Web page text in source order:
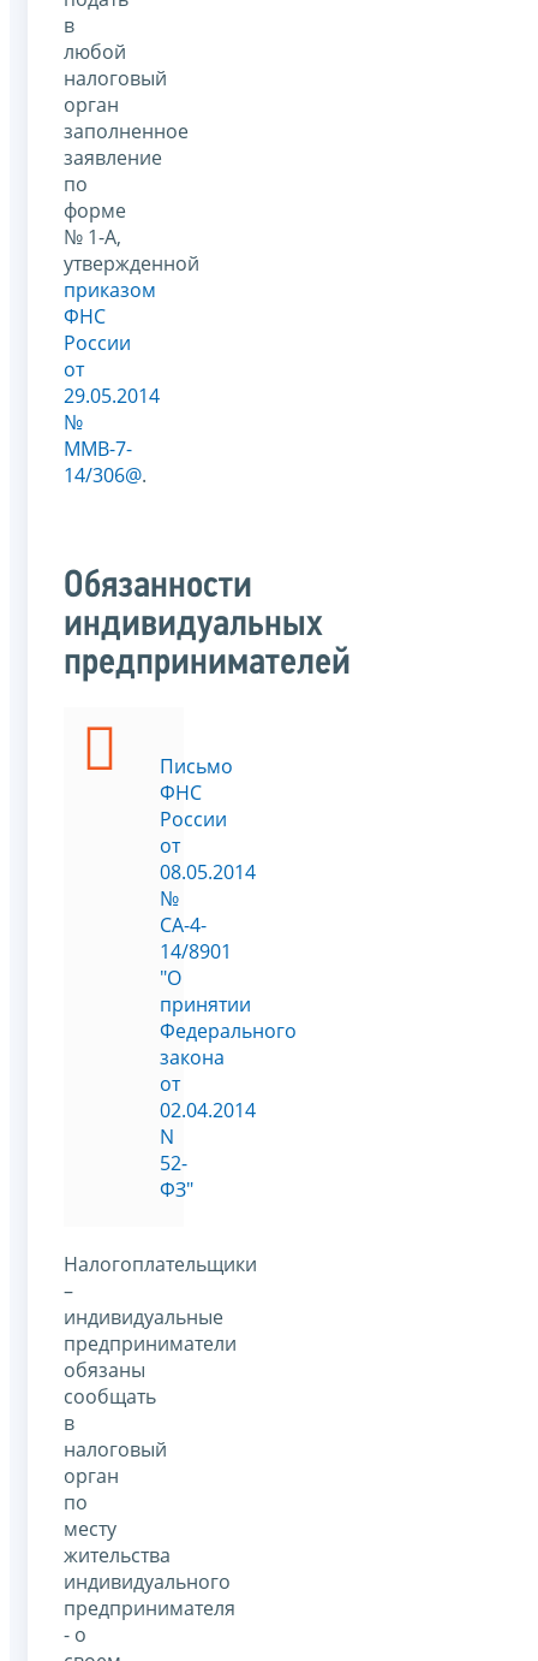
в
любой
налоговый
орган
заполненное
заявление
по
форме
№ 1-А,
утвержденной
приказом
ФНС
России
от
29.05.2014
№
ММВ-7-
14/306@.
Обязанности
индивидуальных
предпринимателей
Письмо
ФНС
России
от
08.05.2014
№
СА-4-
14/8901
"О
принятии
Федерального
закона
от
02.04.2014
N
52-
ФЗ"
Налогоплательщики
–
индивидуальные
предприниматели
обязаны
сообщать
в
налоговый
орган
по
месту
жительства
индивидуального
предпринимателя
- о